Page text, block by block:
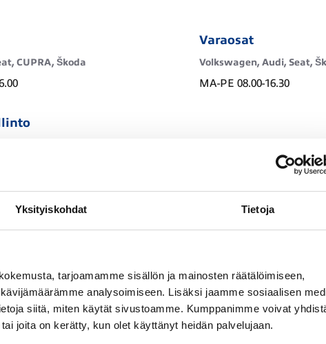
Yksityiskohdat Tietoja
tarjoamamme sisällön ja mainosten räätälöimiseen,
analysoimiseen. Lisäksi jaamme sosiaalisen
siitä, miten käytät sivustoamme. Kumppanimme voivat
joita on kerätty, kun olet käyttänyt heidän palvelujaan.
CUPRA, Škoda
Varaosat
Volkswagen, Audi, Seat,
MA-PE 08.00-16.30
Audi CEM-tulokset
Volkswagen CEM-